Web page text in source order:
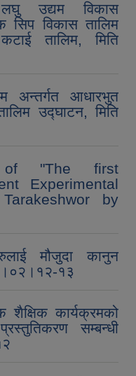
लघु उद्यम विकास
सिप विकास तालिम
तालिम, मिति
अन्तर्गत आधारभुत
उद्घाटन, मिति
of "The first
Experimental
by
मौजुदा कानुन
१३
शैक्षिक कार्यक्रमको
सम्बन्धी